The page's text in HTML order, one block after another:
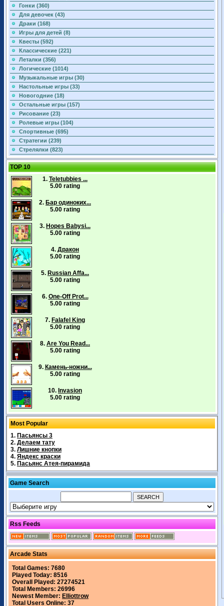
Гонки (360)
Для девочек (43)
Драки (168)
Игры для детей (8)
Квесты (592)
Классические (221)
Леталки (356)
Логические (1014)
Музыкальные игры (30)
Настольные игры (33)
Новогодние (18)
Остальные игры (157)
Рисование (23)
Ролевые игры (104)
Спортивные (695)
Стратегии (239)
Стрелялки (823)
TOP 10
1. Teletubbies ...
5.00 rating
2. Бар одиноких...
5.00 rating
3. Hopes Babysi...
5.00 rating
4. Дракон
5.00 rating
5. Russian Affa...
5.00 rating
6. One-Off Prot...
5.00 rating
7. Falafel King
5.00 rating
8. Are You Read...
5.00 rating
9. Камень-ножни...
5.00 rating
10. Invasion
5.00 rating
Most Popular
1. Пасьянсы 3
2. Делаем тату
3. Лишние кнопки
4. Яндекс краски
5. Пасьянс Атея-пирамида
Game Search
Rss Feeds
Arcade Stats
Total Games: 7680
Played Today: 8516
Overall Played: 27274521
Total Members: 26996
Newest Member: Elliottrow
Total Users Online: 37